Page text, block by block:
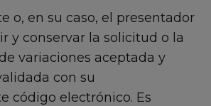
o, en su caso, el presentador
y conservar la solicitud o la
variaciones aceptada y
con su
código electrónico. Es